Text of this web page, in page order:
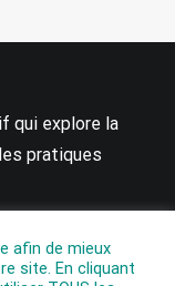
qui explore la
pratiques
afin de mieux
site. En cliquant